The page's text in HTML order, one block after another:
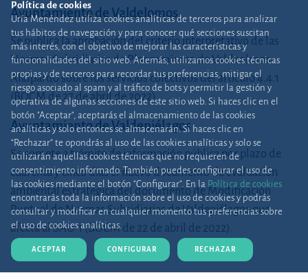
Ayuntamiento de Valdelomos
Se publica la aprobación del criterio interpretativo de las
Normas Subsidiarias de Planeamiento de Valdeolmos-
Alalpardo sobre los servicios colectivos del artículo 4.4.1
(BOCM de 27 de abril de 2022).
Ayuntamiento de Valdepiélagos
Se somete a trámite de información pública por plazo de
cuarenta y cinco días el nuevo documento de evaluación
ambiental estratégica del documento de Modificación
Puntual de Normas Subsidiarias de Valdepiélagos que
afecta al SAU-1 (BOCM de 22 de abril de 2022).
^ subir
Política de cookies
Uría Menéndez utiliza cookies analíticas de terceros para analizar
tus hábitos de navegación y para conocer qué secciones suscitan
más interés, con el objetivo de mejorar las características y
funcionalidades del sitio web. Además, utilizamos cookies técnicas
propias y de terceros para recordar tus preferencias, mitigar el
riesgo asociado al spam y al tráfico de bots y permitir la gestión y
operativa de algunas secciones de este sitio web. Si haces clic en el
botón "Aceptar", aceptarás el almacenamiento de las cookies
analíticas y solo entonces se almacenarán. Si haces clic en
“Rechazar” te opondrás al uso de las cookies analíticas y solo se
utilizarán aquellas cookies técnicas que no requieren de
consentimiento informado. También puedes configurar el uso de
las cookies mediante el botón "Configurar". En la Política de cookies
encontrarás toda la información sobre el uso de cookies y podrás
consultar y modificar en cualquier momento tus preferencias sobre
el uso de cookies analíticas.
ACEPTAR CONFIGURAR RECHAZAR